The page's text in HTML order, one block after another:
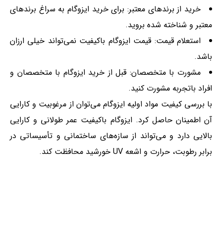
خرید از برندهای معتبر: برای خرید ایزوگام به سراغ برندهای
معتبر و شناخته شده بروید.
استعلام قیمت: قیمت ایزوگام باکیفیت نمی‌تواند خیلی ارزان
باشد.
مشورت با متخصصان: قبل از خرید ایزوگام با متخصصان و
افراد باتجربه مشورت کنید.
با بررسی کیفیت مواد اولیه ایزوگام می‌توان از مرغوبیت و کارایی
آن اطمینان حاصل کرد. ایزوگام باکیفیت عمر طولانی و کارایی
بالایی دارد و می‌تواند از سازه‌های ساختمانی و تأسیساتی در
برابر رطوبت، حرارت و اشعه UV خورشید محافظت کند.